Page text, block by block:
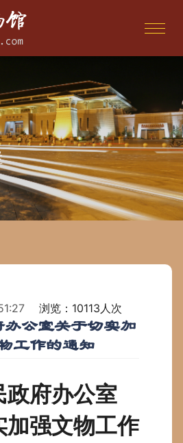
浏览：10113人次
公室关于切实加
工作的通知
政府办公室
加强文物工作